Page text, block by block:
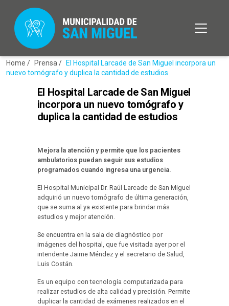
Home / Prensa /
El Hospital Larcade de San Miguel incorpora un
nuevo tomógrafo y duplica la cantidad de estudios
El Hospital Larcade de San Miguel
incorpora un nuevo tomógrafo y
duplica la cantidad de estudios
Mejora la atención y permite que los pacientes
ambulatorios puedan seguir sus estudios
programados cuando ingresa una urgencia.
El Hospital Municipal Dr. Raúl Larcade de San Miguel
adquirió un nuevo tomógrafo de última generación,
que se suma al ya existente para brindar más
estudios y mejor atención.
Se encuentra en la sala de diagnóstico por
imágenes del hospital, que fue visitada ayer por el
intendente Jaime Méndez y el secretario de Salud,
Luis Costán.
Es un equipo con tecnología computarizada para
realizar estudios de alta calidad y precisión. Permite
duplicar la cantidad de exámenes realizados en el